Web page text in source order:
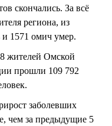
скончались. За всё
региона, из
и 1571 омич умер.
жителей Омской
прошли 109 792
заболевших
чем за предыдущие 5